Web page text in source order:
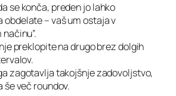
se konča, preden jo lahko
obdelate – vaš um ostaja v
preklopite na drugo brez dolgih
zagotavlja takojšnje zadovoljstvo,
še več roundov.